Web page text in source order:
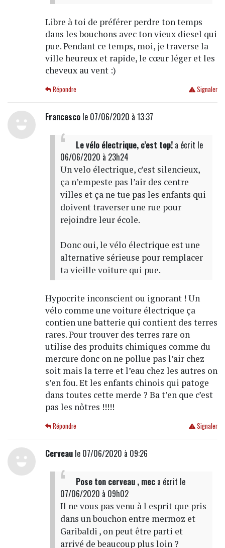
Libre à toi de préférer perdre ton temps
dans les bouchons avec ton vieux diesel qui
pue. Pendant ce temps, moi, je traverse la
ville heureux et rapide, le cœur léger et les
cheveux au vent :)
Signaler
Répondre
Francescole 07/06/2020 à 13:37
Le vélo électrique, c’est top!a écrit le
06/06/2020 à 23h24
Un velo électrique, c’est silencieux,
ça n’empeste pas l’air des centre
villes et ça ne tue pas les enfants qui
doivent traverser une rue pour
rejoindre leur école.
Donc oui, le vélo électrique est une
alternative sérieuse pour remplacer
ta vieille voiture qui pue.
Hypocrite inconscient ou ignorant ! Un
vélo comme une voiture électrique ça
contien une batterie qui contient des terres
rares. Pour trouver des terres rare on
utilise des produits chimiques comme du
mercure donc on ne pollue pas l’air chez
soit mais la terre et l’eau chez les autres on
s’en fou. Et les enfants chinois qui patoge
dans toutes cette merde ? Ba t’en que c’est
pas les nôtres !!!!!
Signaler
Répondre
Cerveaule 07/06/2020 à 09:26
Pose ton cerveau , meca écrit le
07/06/2020 à 09h02
Il ne vous pas venu à l esprit que pris
dans un bouchon entre mermoz et
Garibaldi , on peut être parti et
arrivé de beaucoup plus loin ?